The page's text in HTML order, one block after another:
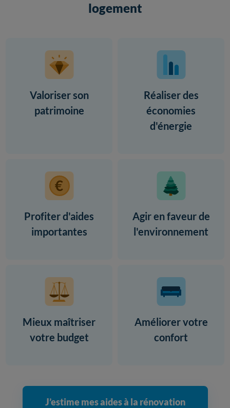
logement
Valoriser son
patrimoine
Réaliser des
économies
d'énergie
Profiter d'aides
importantes
Agir en faveur de
l'environnement
Mieux maîtriser
votre budget
Améliorer votre
confort
J’estime mes aides à la rénovation